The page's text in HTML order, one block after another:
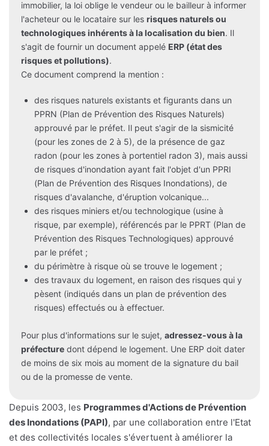
immobilier, la loi oblige le vendeur ou le bailleur à informer
l'acheteur ou le locataire sur les risques naturels ou
technologiques inhérents à la localisation du bien. Il
s'agit de fournir un document appelé ERP (état des
risques et pollutions).
Ce document comprend la mention :
des risques naturels existants et figurants dans un
PPRN (Plan de Prévention des Risques Naturels)
approuvé par le préfet. Il peut s'agir de la sismicité
(pour les zones de 2 à 5), de la présence de gaz
radon (pour les zones à portentiel radon 3), mais aussi
de risques d'inondation ayant fait l'objet d'un PPRI
(Plan de Prévention des Risques Inondations), de
risques d'avalanche, d'éruption volcanique...
des risques miniers et/ou technologique (usine à
risque, par exemple), référencés par le PPRT (Plan de
Prévention des Risques Technologiques) approuvé
par le préfet ;
du périmètre à risque où se trouve le logement ;
des travaux du logement, en raison des risques qui y
pèsent (indiqués dans un plan de prévention des
risques) effectués ou à effectuer.
Pour plus d'informations sur le sujet, adressez-vous à la
préfecture dont dépend le logement. Une ERP doit dater
de moins de six mois au moment de la signature du bail
ou de la promesse de vente.
Depuis 2003, les Programmes d'Actions de Prévention
des Inondations (PAPI), par une collaboration entre l'Etat
et des collectivités locales s'évertuent à améliorer la